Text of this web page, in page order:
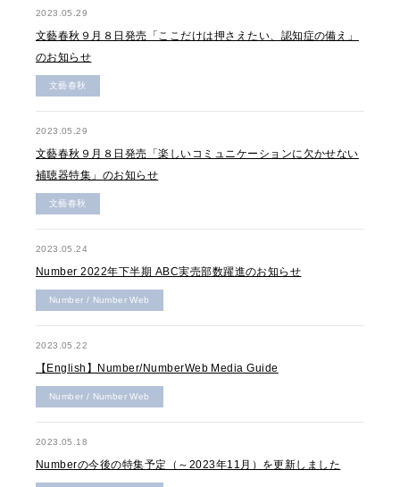
2023.05.29
文藝春秋９月８日発売「ここだけは押さえたい、認知症の備え」
のお知らせ
文藝春秋
2023.05.29
文藝春秋９月８日発売「楽しいコミュニケーションに欠かせない
補聴器特集」のお知らせ
文藝春秋
2023.05.24
Number 2022年下半期 ABC実売部数躍進のお知らせ
Number / Number Web
2023.05.22
【English】Number/NumberWeb Media Guide
Number / Number Web
2023.05.18
Numberの今後の特集予定（～2023年11月）を更新しました